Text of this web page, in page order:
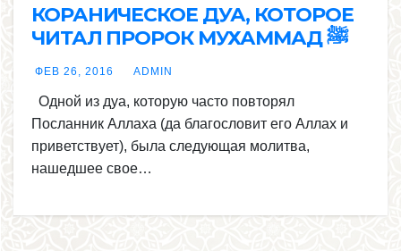
КОРАНИЧЕСКОЕ ДУА, КОТОРОЕ
ЧИТАЛ ПРОРОК МУХАММАД ﷺ
ФЕВ 26, 2016 ADMIN
Одной из дуа, которую часто повторял
Посланник Аллаха (да благословит его Аллах и
приветствует), была следующая молитва,
нашедшее свое…